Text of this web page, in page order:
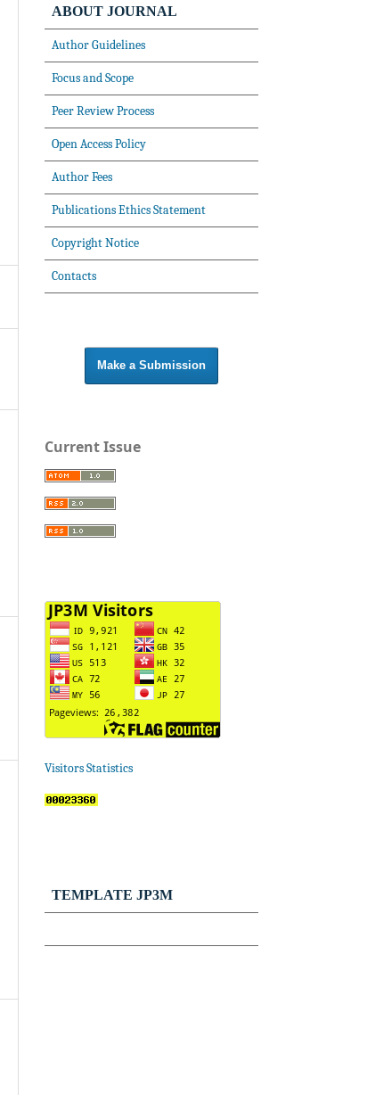
ABOUT JOURNAL
Author Guidelines
Focus and Scope
Peer Review Process
Open Access Policy
Author Fees
Publications Ethics Statement
Copyright Notice
Contacts
Make a Submission
Current Issue
Visitors Statistics
TEMPLATE JP3M